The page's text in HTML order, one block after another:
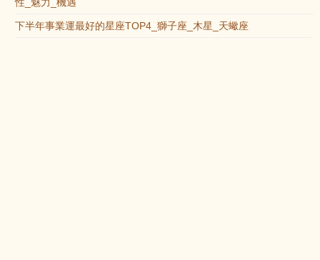
下半年事業運最好的星座TOP4_獅子座_木星_天蠍座